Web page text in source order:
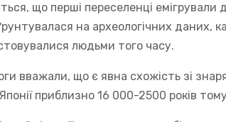
що перші переселенці емігрували
на археологічних даних,
людьми того часу.
вважали, що є явна схожість зі
приблизно 16 000-2500 років